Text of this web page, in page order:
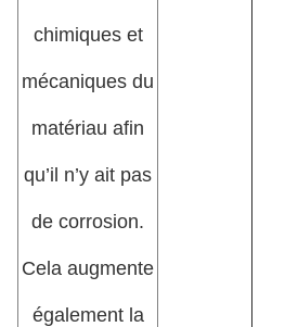
chimiques et
mécaniques du
matériau afin
qu’il n’y ait pas
de corrosion.
Cela augmente
également la